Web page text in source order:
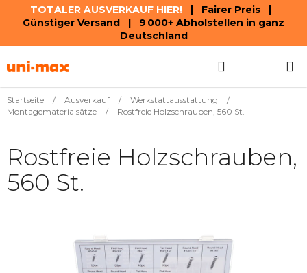
TOTALER AUSVERKAUF HIER! | Fairer Preis |
Günstiger Versand | 9 000+ Abholstellen in ganz
Deutschland
Inhalt
Startseite / Ausverkauf / Werkstattausstattung
/
Montagematerialsätze
/ Rostfreie Holzschrauben, 560 St.
Rostfreie Holzschrauben,
560 St.